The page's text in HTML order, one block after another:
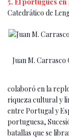
Catedrático de
Juan M. Carrasco
colaboró en la
riqueza cultural y
entre Portugal y
portuguesa,
batallas que se